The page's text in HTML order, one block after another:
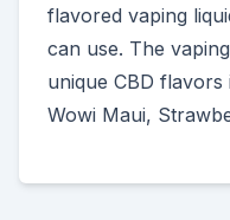
flavored vaping
can use. The
unique CBD
Wowi Maui,